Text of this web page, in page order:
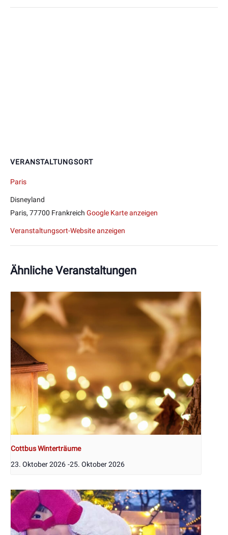
VERANSTALTUNGSORT
Paris
Disneyland
Paris, 77700 Frankreich Google Karte anzeigen
Veranstaltungsort-Website anzeigen
Ähnliche Veranstaltungen
Cottbus Winterträume
23. Oktober 2026 -25. Oktober 2026